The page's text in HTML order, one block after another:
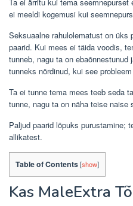
ei meeldi kogemusi kui
Seksuaalne rahulolematust on
paarid. Kui mees ei täida voodis,
tunneb, nagu ta on
tunneks nördinud, kui see
Ta ei tunne tema mees teeb seda
tunne, nagu ta on näha teise naise
Paljud paarid lõpuks purustamine;
allikatest.
Table of Contents[show]
Kas MaleExtra